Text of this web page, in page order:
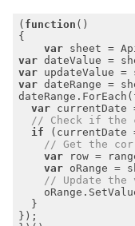
( function (
var
var dateValue =
var updateValue =
var dateRange =
dateRange.ForEach(
var
// Check if the
if
// Get the
var
var oRange =
// Update